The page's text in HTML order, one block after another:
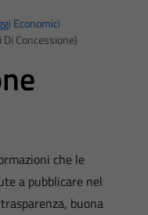
Economici
Concessione)
che le
a pubblicare nel
buona